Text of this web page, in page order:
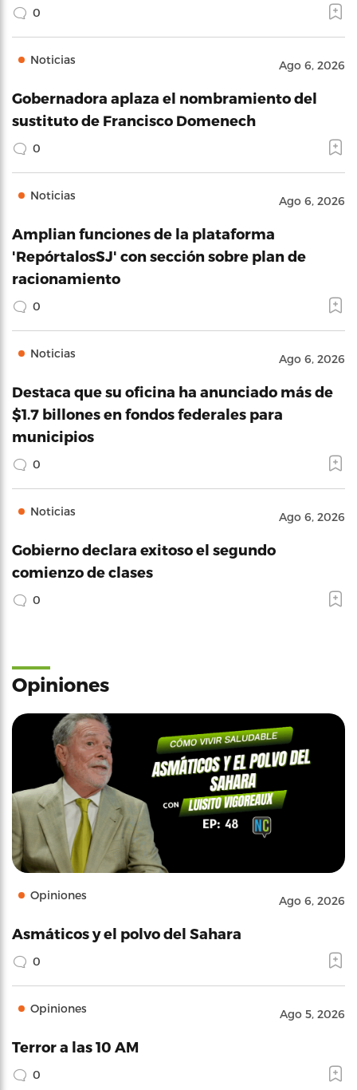
0
Noticias Ago 6, 2026
Gobernadora aplaza el nombramiento del
sustituto de Francisco Domenech
0
Noticias Ago 6, 2026
Amplian funciones de la plataforma
'RepórtalosSJ' con sección sobre plan de
racionamiento
0
Noticias Ago 6, 2026
Destaca que su oficina ha anunciado más de
$1.7 billones en fondos federales para
municipios
0
Noticias Ago 6, 2026
Gobierno declara exitoso el segundo
comienzo de clases
0
Opiniones
Opiniones Ago 6, 2026
Asmáticos y el polvo del Sahara
0
Opiniones Ago 5, 2026
Terror a las 10 AM
0